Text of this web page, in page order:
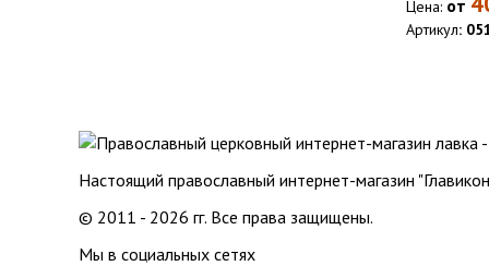
Цена: от
Артикул:
Настоящий православный интернет-магазин
© 2011 - 2026 гг. Все права защищены.
Мы в социальных сетях